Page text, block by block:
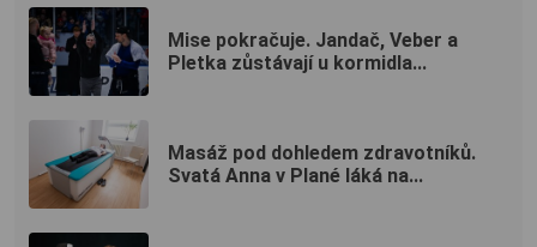
Mise pokračuje. Jandač, Veber a
Pletka zůstávají u kormidla...
Masáž pod dohledem zdravotníků.
Svatá Anna v Plané láká na...